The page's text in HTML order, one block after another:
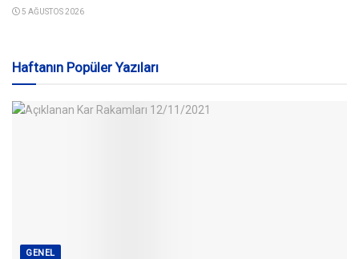
5 AĞUSTOS 2026
Haftanın Popüler Yazıları
GENEL